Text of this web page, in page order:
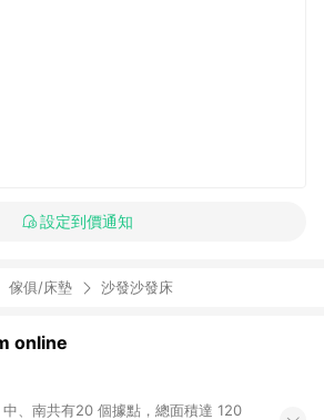
設定到價通知
傢俱/床墊 沙發沙發床
online
、南共有20 個據點，總面積達 120